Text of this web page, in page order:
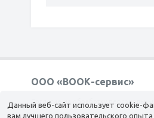
ООО «ВООК-сервис»
Согласие на обработку
Данный веб-сайт использует cookie-
вам лучшего пользовательского